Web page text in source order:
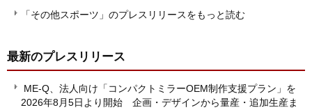
「その他スポーツ」のプレスリリースをもっと読む
最新のプレスリリース
ME-Q、法人向け「コンパクトミラーOEM制作支援プラン」を
2026年8月5日より開始 企画・デザインから量産・追加生産ま